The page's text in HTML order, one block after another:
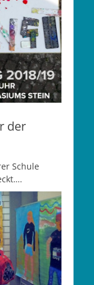
der
Schule